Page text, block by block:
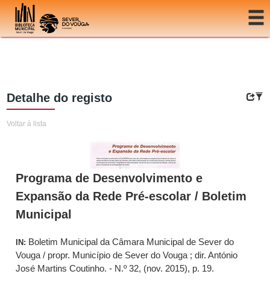
Ir para o conteúdo
Detalhe do registo
Voltar à lista
Programa de Desenvolvimento e
Expansão da Rede Pré-escolar / Boletim
Municipal
IN: Boletim Municipal da Câmara Municipal de Sever do
Vouga / propr. Município de Sever do Vouga ; dir. António
José Martins Coutinho. - N.º 32, (nov. 2015), p. 19.